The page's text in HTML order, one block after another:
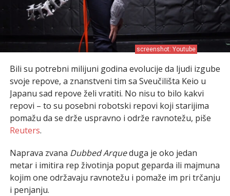
screenshot: Youtube
Bili su potrebni milijuni godina evolucije da ljudi izgube
svoje repove, a znanstveni tim sa Sveučilišta Keio u
Japanu sad repove želi vratiti. No nisu to bilo kakvi
repovi – to su posebni robotski repovi koji starijima
pomažu da se drže uspravno i održe ravnotežu, piše
Reuters.
Naprava zvana Dubbed Arqueduga je oko jedan
metar i imitira rep životinja poput geparda ili majmuna
kojim one održavaju ravnotežu i pomaže im pri trčanju
i penjanju.